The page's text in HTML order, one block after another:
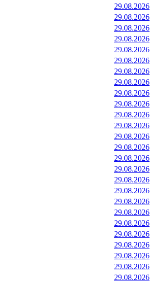
29.08.2026
29.08.2026
29.08.2026
29.08.2026
29.08.2026
29.08.2026
29.08.2026
29.08.2026
29.08.2026
29.08.2026
29.08.2026
29.08.2026
29.08.2026
29.08.2026
29.08.2026
29.08.2026
29.08.2026
29.08.2026
29.08.2026
29.08.2026
29.08.2026
29.08.2026
29.08.2026
29.08.2026
29.08.2026
29.08.2026